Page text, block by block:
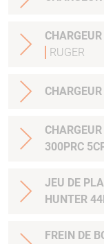
RUGER
300PRC
JEU DE
HUNTER
FREIN DE